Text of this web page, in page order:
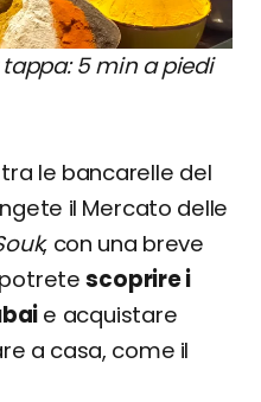
5 min a piedi
le bancarelle del
il Mercato delle
, con una breve
potretescoprire i
e acquistare
a casa, come il